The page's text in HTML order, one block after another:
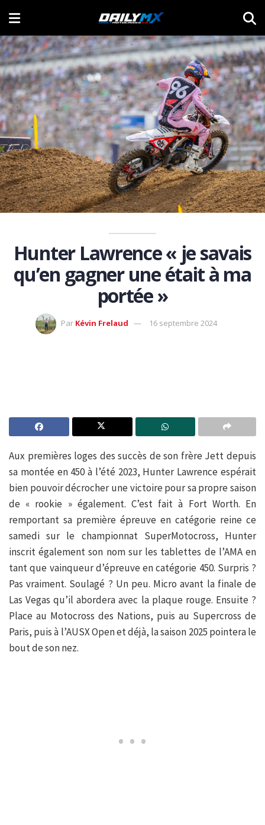
Hunter Lawrence « je savais
qu’en gagner une était à ma
portée »
Par Kévin Frelaud 16 septembre 2024
Aux premières loges des succès de son frère Jett depuis
sa montée en 450 à l’été 2023, Hunter Lawrence espérait
bien pouvoir décrocher une victoire pour sa propre saison
de « rookie » également. C’est fait à Fort Worth. En
remportant sa première épreuve en catégorie reine ce
samedi sur le championnat SuperMotocross, Hunter
inscrit également son nom sur les tablettes de l’AMA en
tant que vainqueur d’épreuve en catégorie 450. Surpris ?
Pas vraiment. Soulagé ? Un peu. Micro avant la finale de
Las Vegas qu’il abordera avec la plaque rouge. Ensuite ?
Place au Motocross des Nations, puis au Supercross de
Paris, puis à l’AUSX Open et déjà, la saison 2025 pointera le
bout de son nez.